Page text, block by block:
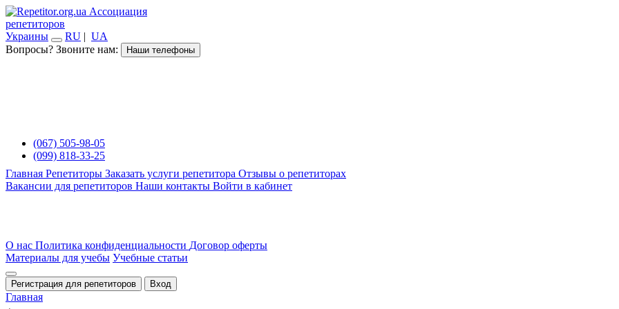
Ассоциация
репетиторов
Украины
RU | UA
Вопросы? Звоните нам:
Наши телефоны
(067) 505-98-05
(099) 818-33-25
Главная Репетиторы Заказать услуги репетитора Отзывы о репетиторах
Вакансии для репетиторов Наши контакты Войти в кабинет
О нас Политика конфиденциальности Договор оферты
Материалы для учебы Учебные статьи
Регистрация для репетиторов Вход
Главная